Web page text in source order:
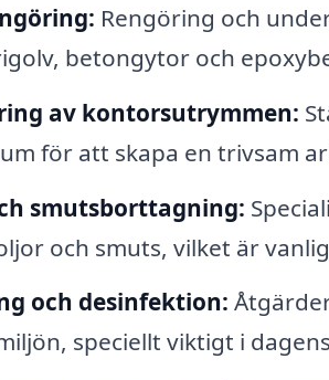
Rengöring och
betongytor och
av kontorsutrymmen:
för att skapa en trivsam
smutsborttagning:
och smuts, vilket är
och desinfektion:
speciellt viktigt i